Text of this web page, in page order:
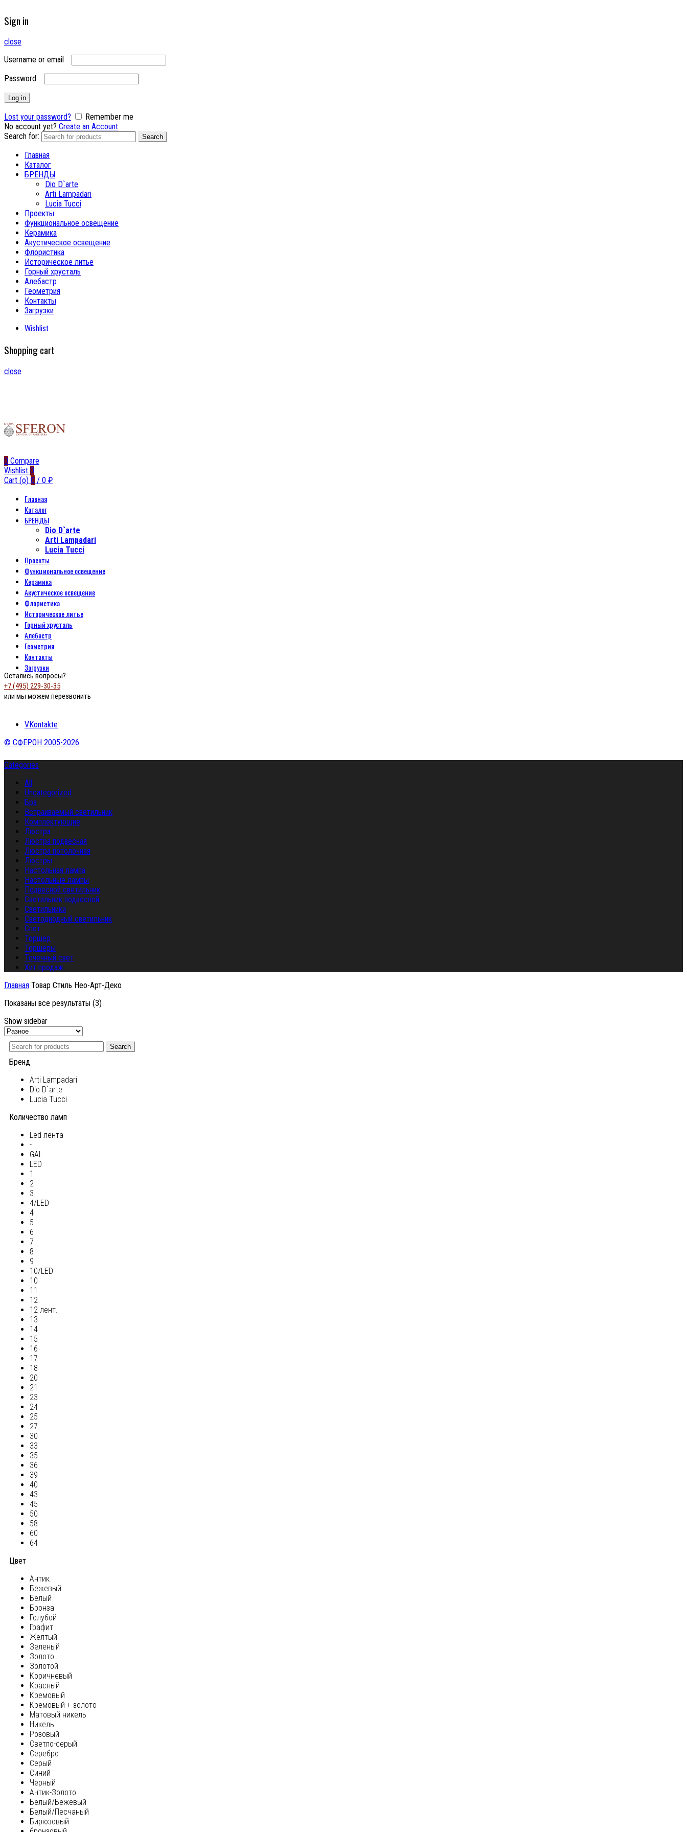
Sign in
close
Username or email
Password
Log in
Lost your password?
Remember me
No account yet? Create an Account
Search for:
Search
Главная
Каталог
БРЕНДЫ
Dio D`arte
Arti Lampadari
Lucia Tucci
Проекты
Функциональное освещение
Керамика
Акустическое освещение
Флористика
Историческое литье
Горный хрусталь
Алебастр
Геометрия
Контакты
Загрузки
Wishlist
Shopping cart
close
0 Compare
Wishlist 0
Cart (o) 0 / 0 ₽
Главная
Каталог
БРЕНДЫ
Dio D`arte
Arti Lampadari
Lucia Tucci
Проекты
Функциональное освещение
Керамика
Акустическое освещение
Флористика
Историческое литье
Горный хрусталь
Алебастр
Геометрия
Контакты
Загрузки
Остались вопросы?
+7 (495) 229-30-35
или мы можем перезвонить
VKontakte
© СФЕРОН 2005-2026
Categories
All
Uncategorized
Бра
Встраиваемый светильник
Комплектующие
Люстра
Люстра подвесная
Люстра потолочная
Люстры
Настольная лампа
Настольные лампы
Подвесной светильник
Светильник подвесной
Светильники
Светодиодный светильник
Спот
Торшер
Торшеры
Точечный свет
Хит продаж
Главная Товар Стиль Нео-Арт-Деко
Показаны все результаты (3)
Show sidebar
Search
Бренд
Arti Lampadari
Dio D`arte
Lucia Tucci
Количество ламп
Led лента
-
GAL
LED
1
2
3
4/LED
4
5
6
7
8
9
10/LED
10
11
12
12 лент.
13
14
15
16
17
18
20
21
23
24
25
27
30
33
35
36
39
40
43
45
50
58
60
64
Цвет
Антик
Бежевый
Белый
Бронза
Голубой
Графит
Желтый
Зеленый
Золото
Золотой
Коричневый
Красный
Кремовый
Кремовый + золото
Матовый никель
Никель
Розовый
Светло-серый
Серебро
Серый
Синий
Черный
Антик-Золото
Белый/Бежевый
Белый/Песчаный
Бирюзовый